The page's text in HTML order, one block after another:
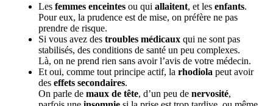
Les femmes enceintes ou qui allaitent, et les enfants.
Pour eux, la prudence est de mise, on préfère ne pas
prendre de risque.
Si vous avez des troubles médicaux qui ne sont pas
stabilisés, des conditions de santé un peu complexes.
Là, on ne prend rien sans avoir l’avis de votre médecin.
Et oui, comme tout principe actif, la rhodiola peut avoir
des effets secondaires.
On parle de maux de tête, d’un peu de nervosité,